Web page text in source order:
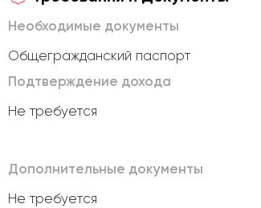
Необходимые документы
Общегражданский паспорт
Подтверждение дохода
Не требуется
Дополнительные документы
Не требуется